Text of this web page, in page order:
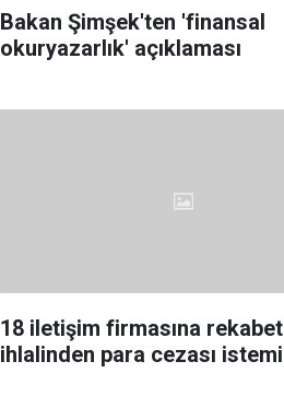
Bakan Şimşek'ten 'finansal
okuryazarlık' açıklaması
18 iletişim firmasına rekabet
ihlalinden para cezası istemi